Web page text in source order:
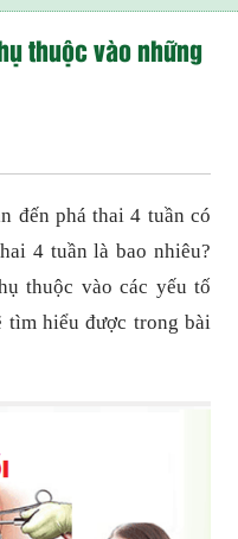
thuộc vào những
đến phá thai 4 tuần có
4 tuần là bao nhiêu?
thuộc vào các yếu tố
tìm hiểu được trong bài